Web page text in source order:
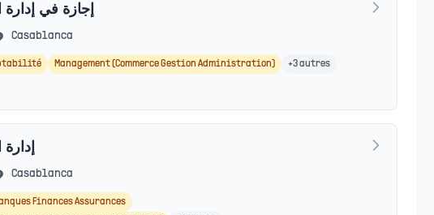
إجازة في
Casablanca
Management (Commerce Gestion Administration) +3autres
Casablanca
Finances Assurances